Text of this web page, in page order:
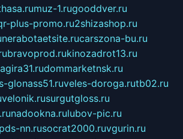
muz-1.rugooddver.ru
plus-promo.ru2shizashop.ru
nerabotaetsite.rucarszona-bu.ru
bravoprod.rukinozadrot13.ru
dommarketnsk.ru
glonass51.ruveles-doroga.rutb02.ru
velonik.rusurgutgloss.ru
nadookna.rulubov-pic.ru
pds-nn.rusocrat2000.ruvgurin.ru